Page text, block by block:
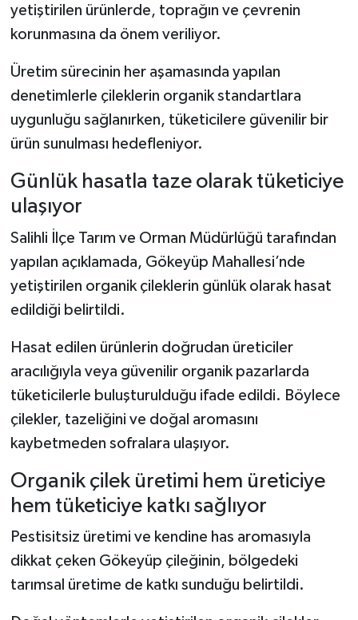
yetiştirilen ürünlerde, toprağın ve çevrenin
korunmasına da önem veriliyor.
Üretim sürecinin her aşamasında yapılan
denetimlerle çileklerin organik standartlara
uygunluğu sağlanırken, tüketicilere güvenilir bir
ürün sunulması hedefleniyor.
Günlük hasatla taze olarak tüketiciye
ulaşıyor
Salihli İlçe Tarım ve Orman Müdürlüğü tarafından
yapılan açıklamada, Gökeyüp Mahallesi’nde
yetiştirilen organik çileklerin günlük olarak hasat
edildiği belirtildi.
Hasat edilen ürünlerin doğrudan üreticiler
aracılığıyla veya güvenilir organik pazarlarda
tüketicilerle buluşturulduğu ifade edildi. Böylece
çilekler, tazeliğini ve doğal aromasını
kaybetmeden sofralara ulaşıyor.
Organik çilek üretimi hem üreticiye
hem tüketiciye katkı sağlıyor
Pestisitsiz üretimi ve kendine has aromasıyla
dikkat çeken Gökeyüp çileğinin, bölgedeki
tarımsal üretime de katkı sunduğu belirtildi.